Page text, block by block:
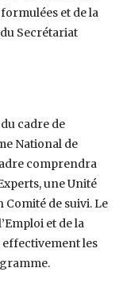
et de la
Secrétariat
cadre de
National de
comprendra
une Unité
Comité de suivi. Le
et de la
les